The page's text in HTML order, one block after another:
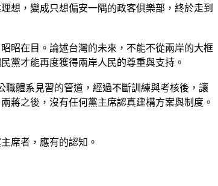
想，變成只想偏安一隅的政客俱樂部，終於走到
昭在目。論述台灣的未來，不能不從兩岸的大框
黨才能再度獲得兩岸人民的尊重與支持。
體系見習的管道，經過不斷訓練與考核後，讓
蔣之後，沒有任何黨主席認真建構方案與制度。
席者，應有的認知。